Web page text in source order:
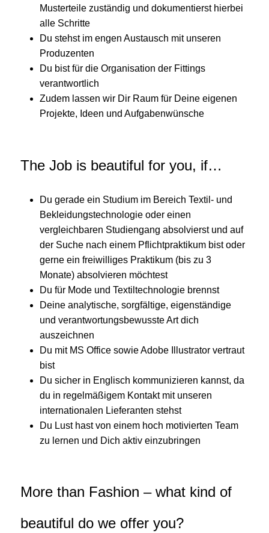
Musterteile zuständig und dokumentierst hierbei
alle Schritte
Du stehst im engen Austausch mit unseren
Produzenten
Du bist für die Organisation der Fittings
verantwortlich
Zudem lassen wir Dir Raum für Deine eigenen
Projekte, Ideen und Aufgabenwünsche
The Job is beautiful for you, if…
Du gerade ein Studium im Bereich Textil- und
Bekleidungstechnologie oder einen
vergleichbaren Studiengang absolvierst und auf
der Suche nach einem Pflichtpraktikum bist oder
gerne ein freiwilliges Praktikum (bis zu 3
Monate) absolvieren möchtest
Du für Mode und Textiltechnologie brennst
Deine analytische, sorgfältige, eigenständige
und verantwortungsbewusste Art dich
auszeichnen
Du mit MS Office sowie Adobe Illustrator vertraut
bist
Du sicher in Englisch kommunizieren kannst, da
du in regelmäßigem Kontakt mit unseren
internationalen Lieferanten stehst
Du Lust hast von einem hoch motivierten Team
zu lernen und Dich aktiv einzubringen
More than Fashion – what kind of
beautiful do we offer you?